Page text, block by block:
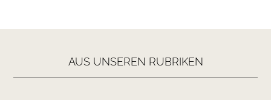
AUS UNSEREN RUBRIKEN